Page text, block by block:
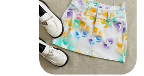
650 грн 2
Shein
Костюм джинсовый топ
корсет с юбкой принт
звезды y2k
S